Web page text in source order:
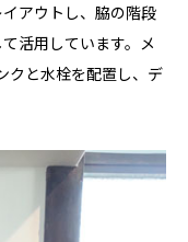
アウトし、脇の階段
活用しています。メ
クと水栓を配置し、デ